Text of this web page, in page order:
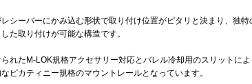
シーバーにかみ込む形状で取り付け位置がピタリと決まり、独
た取り付けが可能な構造です。
れたM-LOK規格アクセサリー対応とバレル冷却用のスリットによ
ピカティニー規格のマウントレールとなっています。